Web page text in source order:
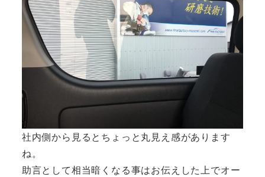
社内側から見るとちょっと丸見え感があります
ね。
助言として相当暗くなる事はお伝えした上でオー